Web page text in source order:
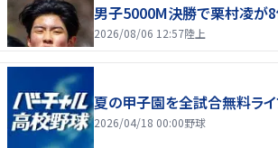
男子5000M決勝で栗村凌が
2026/08/06 12:57陸上
夏の甲子園を全試合無料ライ
2026/04/18 00:00野球